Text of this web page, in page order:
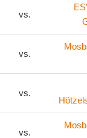
vs.
vs.
vs.
vs.